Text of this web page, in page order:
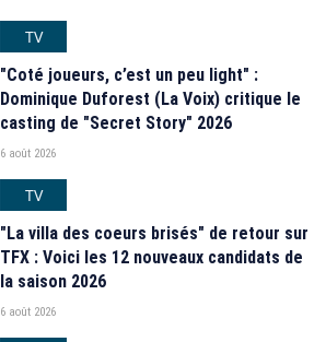
TV
"Coté joueurs, c’est un peu light" :
Dominique Duforest (La Voix) critique le
casting de "Secret Story" 2026
6 août 2026
TV
"La villa des coeurs brisés" de retour sur
TFX : Voici les 12 nouveaux candidats de
la saison 2026
6 août 2026